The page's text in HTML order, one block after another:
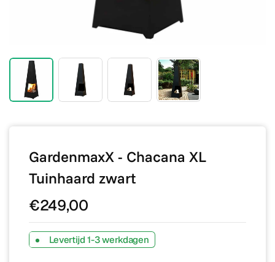
GardenmaxX - Chacana XL
Tuinhaard zwart
€249,00
Levertijd 1-3 werkdagen